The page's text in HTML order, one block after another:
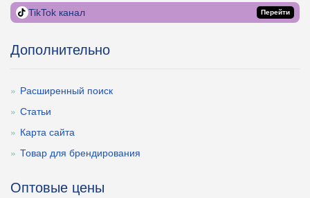
TikTok канал Перейти
Дополнительно
Расширенный поиск
Статьи
Карта сайта
Товар для брендирования
Оптовые цены